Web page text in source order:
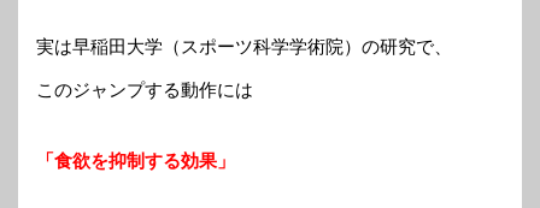
実は早稲田大学（スポーツ科学学術院）の研究で、
このジャンプする動作には
「食欲を抑制する効果」